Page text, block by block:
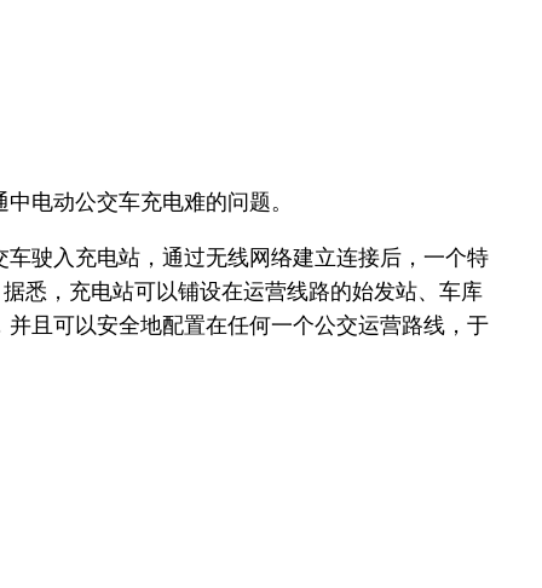
电动公交车充电难的问题。
驶入充电站，通过无线网络建立连接后，一个特
悉，充电站可以铺设在运营线路的始发站、车库
且可以安全地配置在任何一个公交运营路线，于